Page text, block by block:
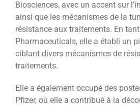
Biosciences, avec un accent sur
ainsi que les mécanismes de la
résistance aux traitements. En tant
Pharmaceuticals, elle a établi un
ciblant divers mécanismes de
traitements.
Elle a également occupé des
Pfizer, où elle a contribué à la